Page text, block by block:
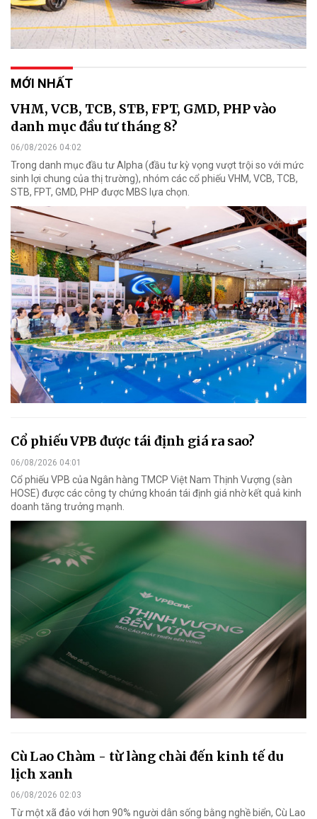
MỚI NHẤT
VHM, VCB, TCB, STB, FPT, GMD, PHP vào
danh mục đầu tư tháng 8?
06/08/2026 04:02
Trong danh mục đầu tư Alpha (đầu tư kỳ vọng vượt trội so với mức
sinh lợi chung của thị trường), nhóm các cổ phiếu VHM, VCB, TCB,
STB, FPT, GMD, PHP được MBS lựa chọn.
Cổ phiếu VPB được tái định giá ra sao?
06/08/2026 04:01
Cổ phiếu VPB của Ngân hàng TMCP Việt Nam Thịnh Vượng (sàn
HOSE) được các công ty chứng khoán tái định giá nhờ kết quả kinh
doanh tăng trưởng mạnh.
Cù Lao Chàm - từ làng chài đến kinh tế du
lịch xanh
06/08/2026 02:03
Từ một xã đảo với hơn 90% người dân sống bằng nghề biển, Cù Lao